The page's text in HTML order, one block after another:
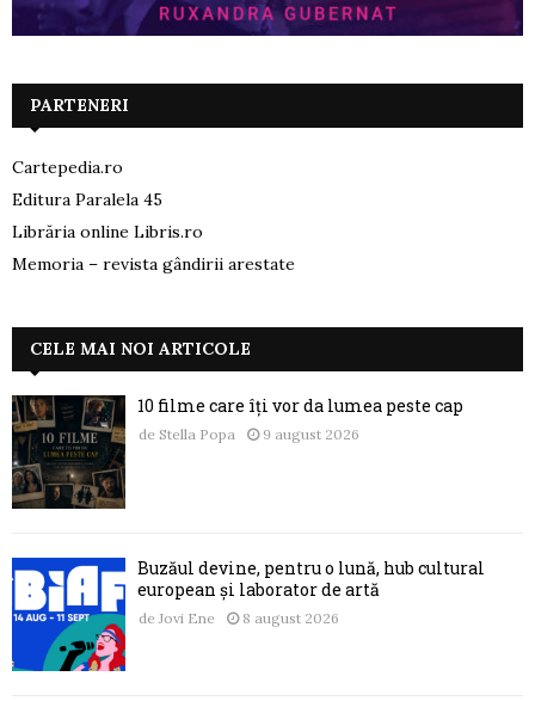
PARTENERI
Cartepedia.ro
Editura Paralela 45
Librăria online Libris.ro
Memoria – revista gândirii arestate
CELE MAI NOI ARTICOLE
10 filme care îți vor da lumea peste cap
de Stella Popa 9 august 2026
Buzăul devine, pentru o lună, hub cultural
european și laborator de artă
de Jovi Ene 8 august 2026